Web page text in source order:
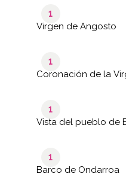
1
Virgen de Angosto
1
Coronación de la
1
Vista del pueblo de
1
Barco de Ondarroa